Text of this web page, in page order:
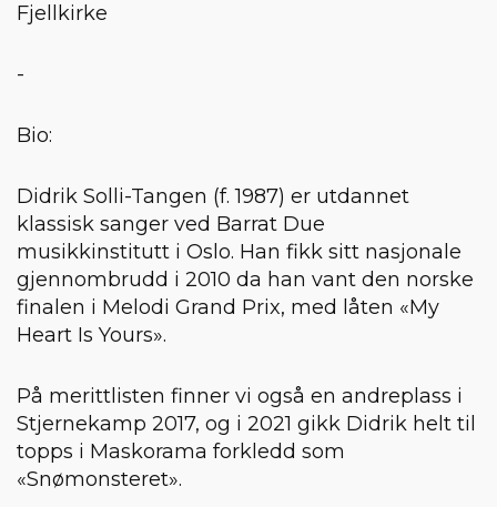
Fjellkirke
-
Bio:
Didrik Solli-Tangen (f. 1987) er utdannet
klassisk sanger ved Barrat Due
musikkinstitutt i Oslo. Han fikk sitt nasjonale
gjennombrudd i 2010 da han vant den norske
finalen i Melodi Grand Prix, med låten «My
Heart Is Yours».
På merittlisten finner vi også en andreplass i
Stjernekamp 2017, og i 2021 gikk Didrik helt til
topps i Maskorama forkledd som
«Snømonsteret».